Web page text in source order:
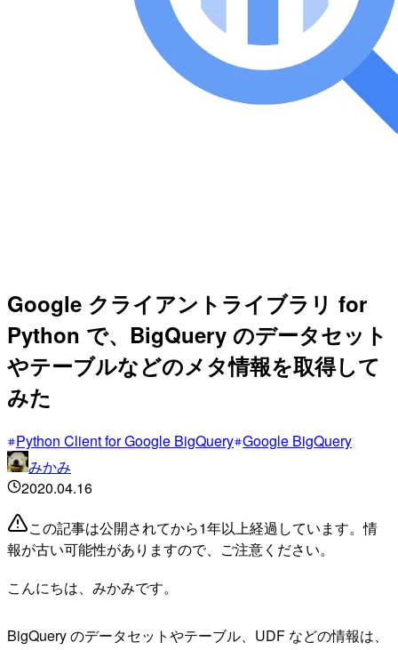
Google クライアントライブラリ for
Python で、BigQuery のデータセット
やテーブルなどのメタ情報を取得して
みた
Python Client for Google BigQuery Google BigQuery
みかみ
2020.04.16
この記事は公開されてから1年以上経過しています。情
報が古い可能性がありますので、ご注意ください。
こんにちは、みかみです。
BigQuery のデータセットやテーブル、UDF などの情報は、